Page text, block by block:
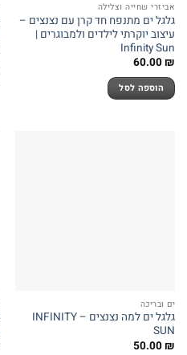
אביזרי שחייה וצלילה
גלגל ים מתנפח חד קרן עם נצנצים –
עיצוב יוקרתי לילדים ולמבוגרים |
Infinity Sun
60.00₪
הוספה לסל
ים ובריכה
גלגל ים למה נצנצים – INFINITY
SUN
50.00₪